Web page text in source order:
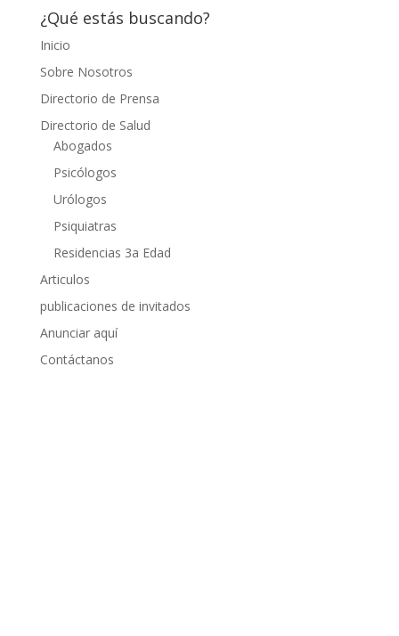
¿Qué estás buscando?
Inicio
Sobre Nosotros
Directorio de Prensa
Directorio de Salud
Abogados
Psicólogos
Urólogos
Psiquiatras
Residencias 3a Edad
Articulos
publicaciones de invitados
Anunciar aquí
Contáctanos